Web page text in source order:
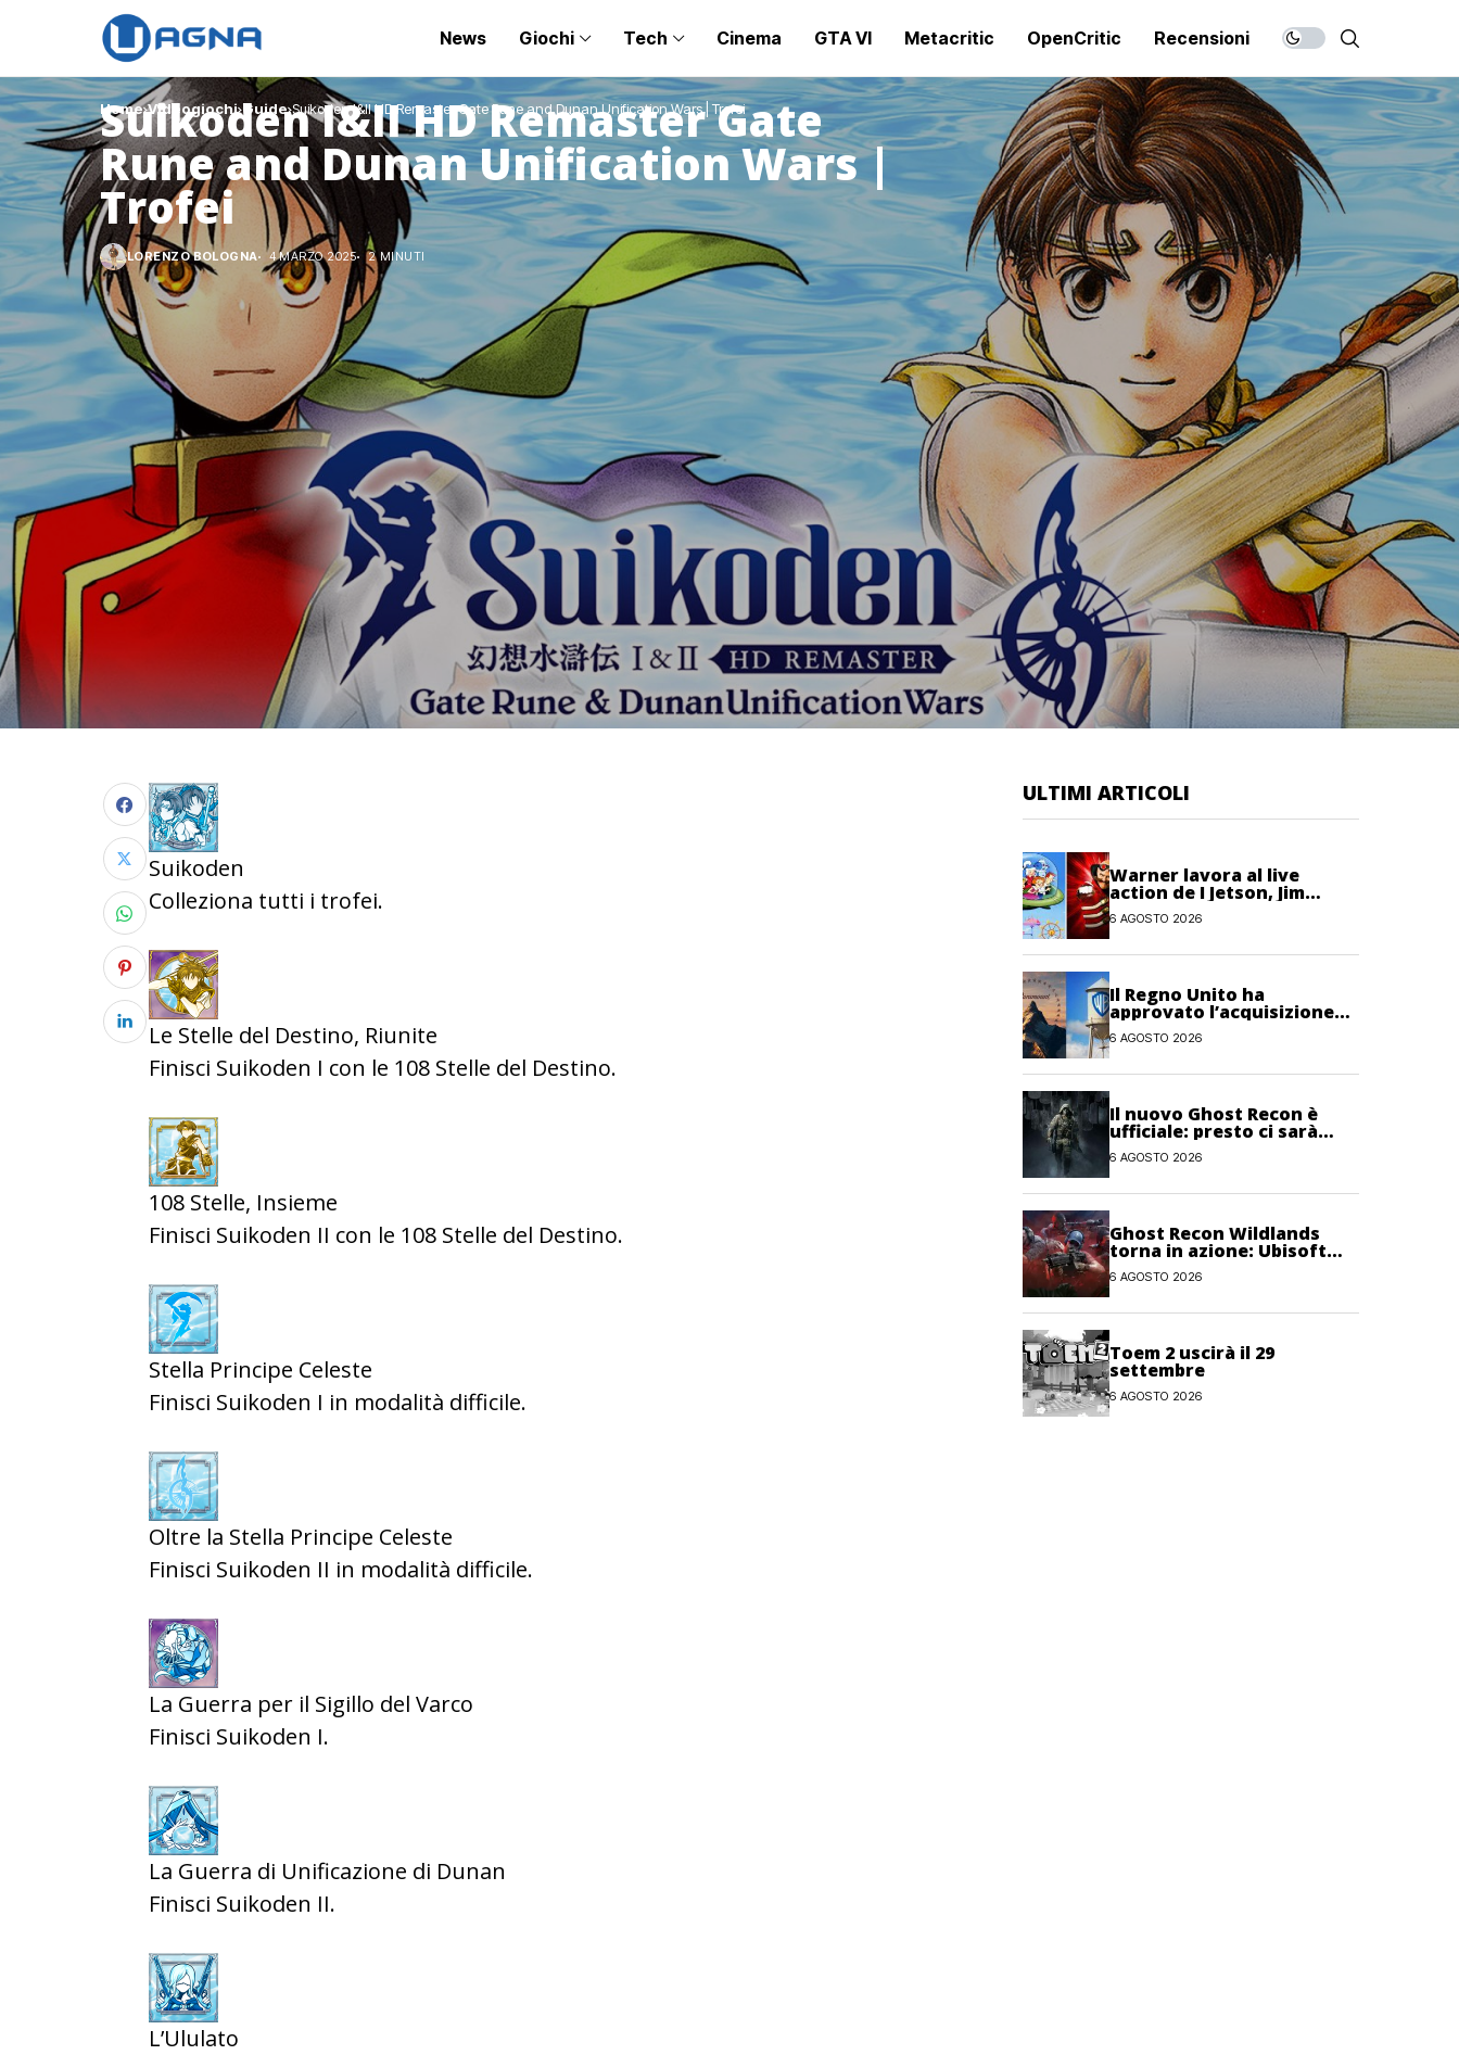
News Giochi Tech Cinema GTA VI Metacritic OpenCritic Recensioni
Home Videogiochi Guide Suikoden I&II HD Remaster Gate Rune and Dunan Unification Wars | Trofei
Suikoden I&II HD Remaster Gate
Rune and Dunan Unification Wars |
Trofei
LORENZO BOLOGNA 4 MARZO 2025 2 MINUTI
Suikoden
Colleziona tutti i trofei.
Le Stelle del Destino, Riunite
Finisci Suikoden I con le 108 Stelle del Destino.
108 Stelle, Insieme
Finisci Suikoden II con le 108 Stelle del Destino.
Stella Principe Celeste
Finisci Suikoden I in modalità difficile.
Oltre la Stella Principe Celeste
Finisci Suikoden II in modalità difficile.
La Guerra per il Sigillo del Varco
Finisci Suikoden I.
La Guerra di Unificazione di Dunan
Finisci Suikoden II.
L’Ululato
ULTIMI ARTICOLI
Warner lavora al live
action de I Jetson, Jim
Carrey è nel cast!
6 AGOSTO 2026
Il Regno Unito ha
approvato l’acquisizione
Paramount-Warner Bros
Discovery
6 AGOSTO 2026
Il nuovo Ghost Recon è
ufficiale: presto ci sarà
anche una fase di test
6 AGOSTO 2026
Ghost Recon Wildlands
torna in azione: Ubisoft
lancia il maxi
aggiornamento gratuito
6 AGOSTO 2026
Toem 2 uscirà il 29
settembre
6 AGOSTO 2026